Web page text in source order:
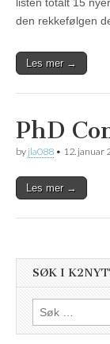
listen totalt 15
den rekkefølgen
Les mer →
PhD
by jla088 • 12. januar
Les mer →
SØK I
Søk
etter: